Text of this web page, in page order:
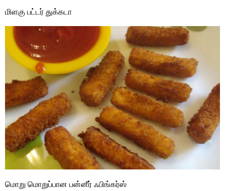
மிளகு பட்டர் துக்கடா
மொறு மொறுப்பான பன்னீர் ஃபிங்கர்ஸ்